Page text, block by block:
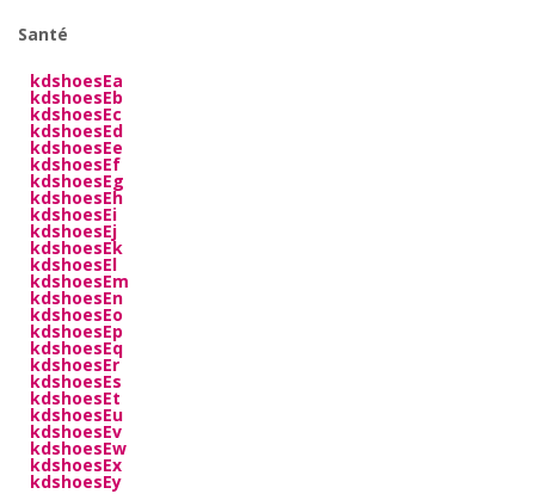
Santé
kdshoesEa
kdshoesEb
kdshoesEc
kdshoesEd
kdshoesEe
kdshoesEf
kdshoesEg
kdshoesEh
kdshoesEi
kdshoesEj
kdshoesEk
kdshoesEl
kdshoesEm
kdshoesEn
kdshoesEo
kdshoesEp
kdshoesEq
kdshoesEr
kdshoesEs
kdshoesEt
kdshoesEu
kdshoesEv
kdshoesEw
kdshoesEx
kdshoesEy